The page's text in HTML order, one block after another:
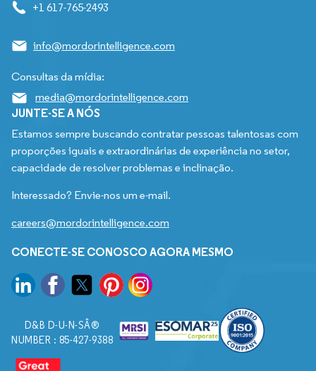
+1 617-765-2493
info@mordorintelligence.com
Consultas da mídia:
media@mordorintelligence.com
JUNTE-SE A NÓS
Estamos sempre buscando contratar pessoas talentosas com
proporções iguais e extraordinárias de experiência no setor,
capacidade de resolver problemas e inclinação.
Interessado? Envie-nos um e-mail.
careers@mordorintelligence.com
CONECTE-SE CONOSCO AGORA MESMO
D&B D-U-N-SÂ®
NUMBER : 85-427-9388